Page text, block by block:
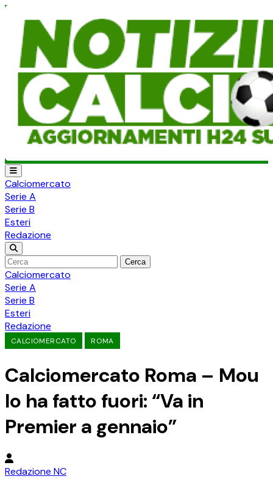
Calciomercato
Serie A
Serie B
Esteri
Redazione
Cerca
Calciomercato
Serie A
Serie B
Esteri
Redazione
CALCIOMERCATO ROMA
Calciomercato Roma – Mou
lo ha fatto fuori: “Va in
Premier a gennaio”
Redazione NC